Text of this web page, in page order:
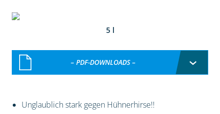
5 l
– PDF-DOWNLOADS –
Unglaublich stark gegen Hühnerhirse!!